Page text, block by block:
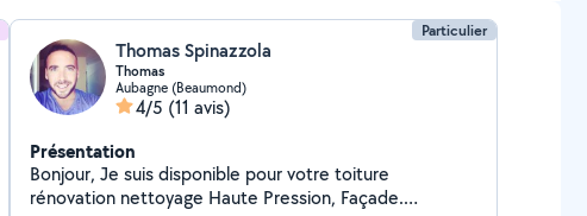
Particulier
Thomas Spinazzola
Thomas
Aubagne (Beaumond)
4/5 (11 avis)
Présentation
Bonjour, Je suis disponible pour votre toiture
rénovation nettoyage Haute Pression, Façade.